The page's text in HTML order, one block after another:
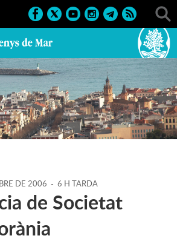
24-10-
> 2006 > Conferències 2006
DE 2006 - 6 H TARDA
de Societat